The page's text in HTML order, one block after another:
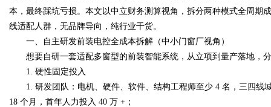
本，最终踩坑亏损。本文以中立财务测算视角，拆分两种模式全周期
线适配人群，无品牌导向，纯行业干货。
一、自主研发前装电控全成本拆解（中小门窗厂视角）
想要自研一套适配多窗型的前装智能系统，从立项到量产落地，
1. 硬性固定投入
1. 研发团队：电机、硬件、软件、结构工程师至少 4 名，三四线
18 个月，首年人力投入 40 万 +；